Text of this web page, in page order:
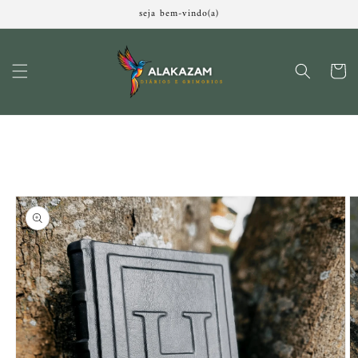
conteúdo
seja bem-vindo(a)